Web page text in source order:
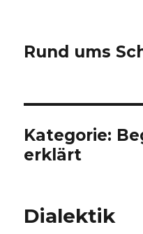
Rund ums
Kategorie:
erklärt
Dialektik